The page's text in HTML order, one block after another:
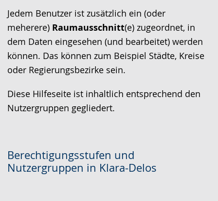
c
h
e
w
i
r
d
e
z
Jedem Benutzer ist zusätzlich ein (oder
meherere) Raumausschnitt(e) zugeordnet, in
dem Daten eingesehen (und bearbeitet) werden
können. Das können zum Beispiel Städte, Kreise
oder Regierungsbezirke sein.
Diese Hilfeseite ist inhaltlich entsprechend den
Nutzergruppen gegliedert.
Berechtigungsstufen und
Nutzergruppen in Klara-Delos